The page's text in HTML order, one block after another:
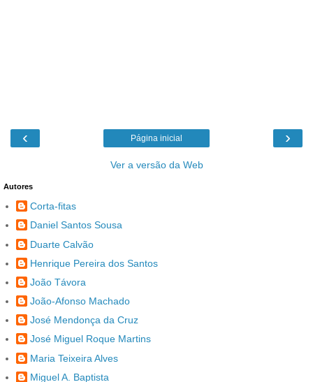
‹ ›
Página inicial
Ver a versão da Web
Autores
Corta-fitas
Daniel Santos Sousa
Duarte Calvão
Henrique Pereira dos Santos
João Távora
João-Afonso Machado
José Mendonça da Cruz
José Miguel Roque Martins
Maria Teixeira Alves
Miguel A. Baptista